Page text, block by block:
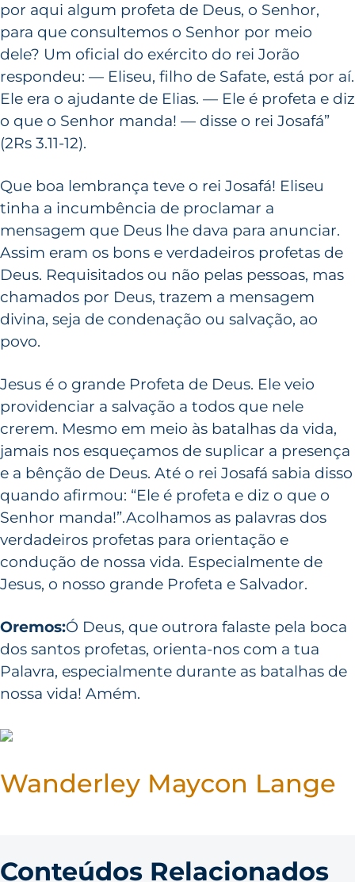
por aqui algum profeta de Deus, o Senhor,
para que consultemos o Senhor por meio
dele? Um oficial do exército do rei Jorão
respondeu: — Eliseu, filho de Safate, está por aí.
Ele era o ajudante de Elias. — Ele é profeta e diz
o que o Senhor manda! — disse o rei Josafá”
(2Rs 3.11-12).
Que boa lembrança teve o rei Josafá! Eliseu
tinha a incumbência de proclamar a
mensagem que Deus lhe dava para anunciar.
Assim eram os bons e verdadeiros profetas de
Deus. Requisitados ou não pelas pessoas, mas
chamados por Deus, trazem a mensagem
divina, seja de condenação ou salvação, ao
povo.
Jesus é o grande Profeta de Deus. Ele veio
providenciar a salvação a todos que nele
crerem. Mesmo em meio às batalhas da vida,
jamais nos esqueçamos de suplicar a presença
e a bênção de Deus. Até o rei Josafá sabia disso
quando afirmou: “Ele é profeta e diz o que o
Senhor manda!”.Acolhamos as palavras dos
verdadeiros profetas para orientação e
condução de nossa vida. Especialmente de
Jesus, o nosso grande Profeta e Salvador.
Oremos:Ó Deus, que outrora falaste pela boca
dos santos profetas, orienta-nos com a tua
Palavra, especialmente durante as batalhas de
nossa vida! Amém.
Wanderley Maycon Lange
Conteúdos Relacionados